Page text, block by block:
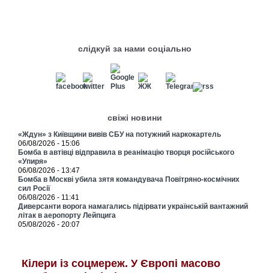
слідкуй за нами соціально
свіжі новини
«Ждун» з Київщини вивів СБУ на потужний наркокартель
06/08/2026 - 15:06
Бомба в автівці відправила в реанімацію творця російського
«Упиря»
06/08/2026 - 13:47
Бомба в Москві убила зятя командувача Повітряно-космічних
сил Росії
06/08/2026 - 11:41
Диверсанти ворога намагались підірвати українській вантажний
літак в аеропорту Лейпцига
05/08/2026 - 20:07
Кілери із соцмереж. У Європі масово